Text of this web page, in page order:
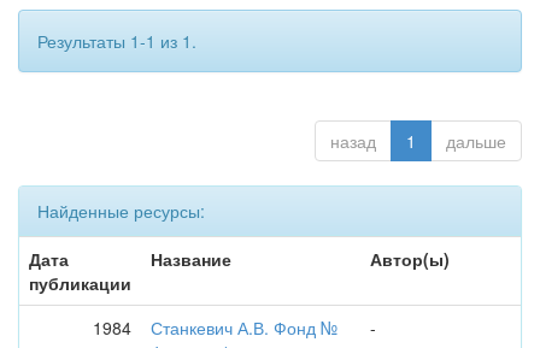
Результаты 1-1 из 1.
назад 1 дальше
Найденные ресурсы:
Дата
публикации
Название Автор(ы)
1984
Станкевич А.В. Фонд №
-